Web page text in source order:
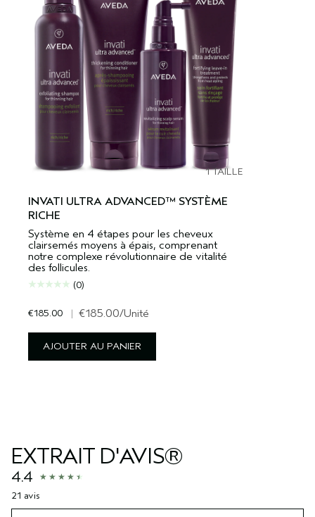
1 TAILLE
INVATI ULTRA ADVANCED™ SYSTÈME
RICHE
Système en 4 étapes pour les cheveux
clairsemés moyens à épais, comprenant
notre complexe révolutionnaire de vitalité
des follicules.
(0)
€185.00 | €185.00/Unité
AJOUTER AU PANIER
EXTRAIT D'AVIS®
4.4
21 avis